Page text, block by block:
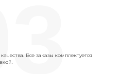
Все заказы комплектуется